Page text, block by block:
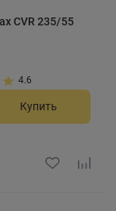
CVR 235/55
4.6
Купить